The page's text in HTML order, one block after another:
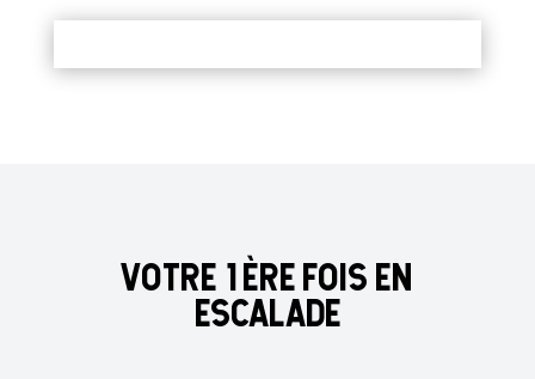
VOTRE 1ÈRE FOIS EN
ESCALADE